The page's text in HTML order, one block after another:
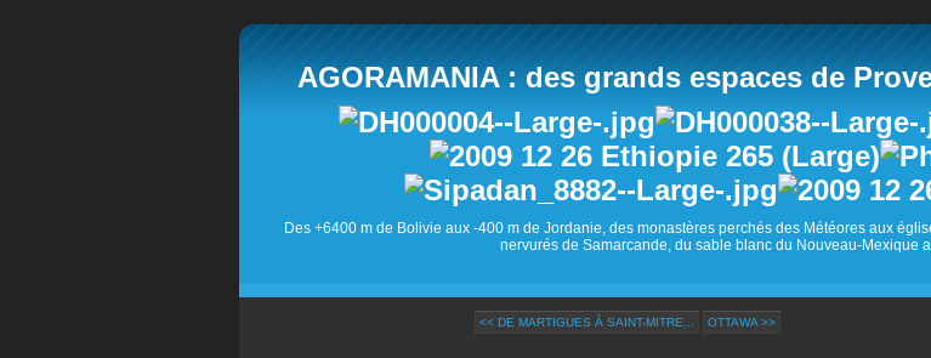
AGORAMANIA : des grands espaces de
Des +6400 m de Bolivie aux -400 m de Jordanie, des monastères perchés des Météores aux
nervurés de Samarcande, du sable blanc du Nouveau-Mexique
<< DE MARTIGUES À SAINT-MITRE... OTTAWA >>